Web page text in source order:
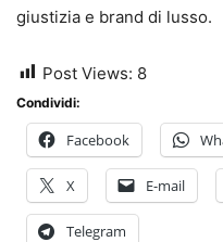
giustizia e brand di lusso.
Post Views: 8
Condividi:
Facebook
X E-mail
Telegram